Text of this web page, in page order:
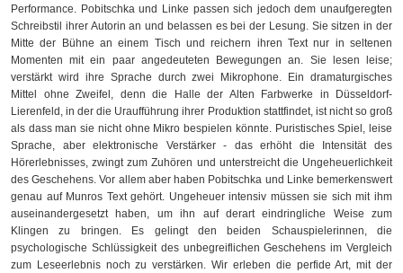
Performance. Pobitschka und Linke passen sich jedoch dem unaufgeregten
Schreibstil ihrer Autorin an und belassen es bei der Lesung. Sie sitzen in der
Mitte der Bühne an einem Tisch und reichern ihren Text nur in seltenen
Momenten mit ein paar angedeuteten Bewegungen an. Sie lesen leise;
verstärkt wird ihre Sprache durch zwei Mikrophone. Ein dramaturgisches
Mittel ohne Zweifel, denn die Halle der Alten Farbwerke in Düsseldorf-
Lierenfeld, in der die Uraufführung ihrer Produktion stattfindet, ist nicht so groß
als dass man sie nicht ohne Mikro bespielen könnte. Puristisches Spiel, leise
Sprache, aber elektronische Verstärker - das erhöht die Intensität des
Hörerlebnisses, zwingt zum Zuhören und unterstreicht die Ungeheuerlichkeit
des Geschehens. Vor allem aber haben Pobitschka und Linke bemerkenswert
genau auf Munros Text gehört. Ungeheuer intensiv müssen sie sich mit ihm
auseinandergesetzt haben, um ihn auf derart eindringliche Weise zum
Klingen zu bringen. Es gelingt den beiden Schauspielerinnen, die
psychologische Schlüssigkeit des unbegreiflichen Geschehens im Vergleich
zum Leseerlebnis noch zu verstärken. Wir erleben die perfide Art, mit der